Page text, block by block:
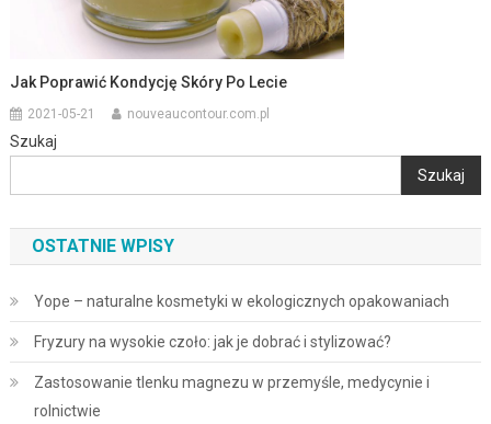
Jak Poprawić Kondycję Skóry Po Lecie
2021-05-21 nouveaucontour.com.pl
Szukaj
Szukaj
OSTATNIE WPISY
Yope – naturalne kosmetyki w ekologicznych opakowaniach
Fryzury na wysokie czoło: jak je dobrać i stylizować?
Zastosowanie tlenku magnezu w przemyśle, medycynie i
rolnictwie